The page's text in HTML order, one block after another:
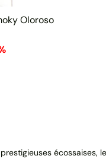
Oloroso
prestigieuses écossaises,